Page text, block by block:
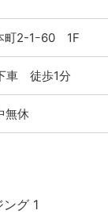
町2-1ｰ60 1F
車 徒歩1分
無休
グ 1